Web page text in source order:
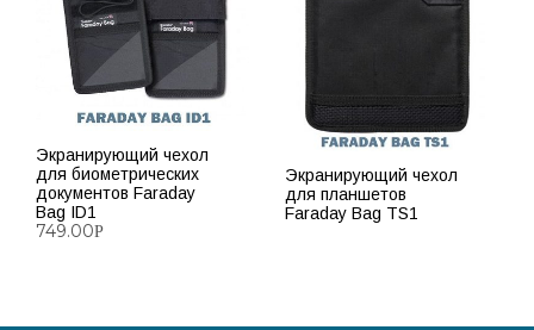
Экранирующий чехол
для биометрических
документов Faraday
Bag ID1
749.00Р
Экранирующий чехол
для планшетов
Faraday Bag TS1